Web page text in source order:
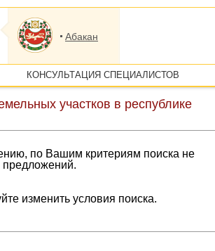
Абакан
КОНСУЛЬТАЦИЯ СПЕЦИАЛИСТОВ
участков в республике
по Вашим критериям поиска не
предложений.
изменить условия поиска.